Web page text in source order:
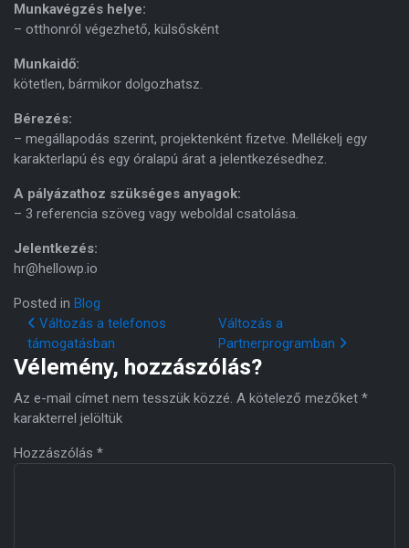
Munkavégzés helye:
– otthonról végezhető, külsősként
Munkaidő:
kötetlen, bármikor dolgozhatsz.
Bérezés:
– megállapodás szerint, projektenként fizetve. Mellékelj egy
karakterlapú és egy óralapú árat a jelentkezésedhez.
A pályázathoz szükséges anyagok:
– 3 referencia szöveg vagy weboldal csatolása.
Jelentkezés:
hr@hellowp.io
Posted in Blog
Post navigation
Változás a telefonos
támogatásban
Változás a
Partnerprogramban
Vélemény, hozzászólás?
Az e-mail címet nem tesszük közzé. A kötelező mezőket *
karakterrel jelöltük
Hozzászólás *